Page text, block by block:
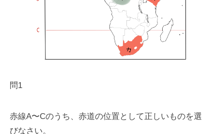
問1
赤線A〜Cのうち、赤道の位置として正しいものを選
びなさい。